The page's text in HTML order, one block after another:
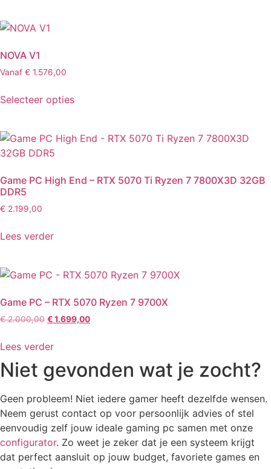
NOVA V1
Vanaf € 1.576,00
Selecteer opties
Game PC High End – RTX 5070 Ti Ryzen 7 7800X3D 32GB
DDR5
€ 2.199,00
Lees verder
Game PC – RTX 5070 Ryzen 7 9700X
€2.000,00 Oorspronkelijke
was:
€1.699,00
Lees verder
Niet gevonden wat je zocht?
Geen probleem! Niet iedere gamer heeft dezelfde wensen.
Neem gerust contact op voor persoonlijk advies of stel
eenvoudig zelf jouw ideale gaming pc samen met onze
configurator. Zo weet je zeker dat je een systeem krijgt
dat perfect aansluit op jouw budget, favoriete games en